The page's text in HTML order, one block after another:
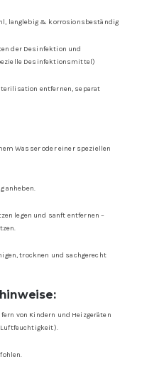
langlebig & korrosionsbeständig
der Desinfektion und
Desinfektionsmittel)
entfernen, separat
Wasser oder einer speziellen
anheben.
legen und sanft entfernen –
trocknen und sachgerecht
von Kindern und Heizgeräten
Luftfeuchtigkeit).